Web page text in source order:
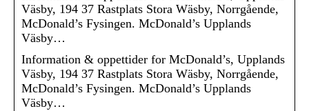
Väsby, 194 37 Rastplats Stora Wäsby, Norrgående,
McDonald’s Fysingen. McDonald’s Upplands
Väsby…
Information & oppettider for McDonald’s, Upplands
Väsby, 194 37 Rastplats Stora Wäsby, Norrgående,
McDonald’s Fysingen. McDonald’s Upplands
Väsby…